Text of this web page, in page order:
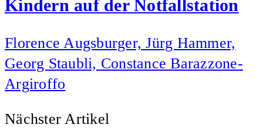
Kindern auf der Notfallstation
Florence Augsburger, Jürg Hammer,
Georg Staubli, Constance Barazzone-
Argiroffo
Nächster Artikel